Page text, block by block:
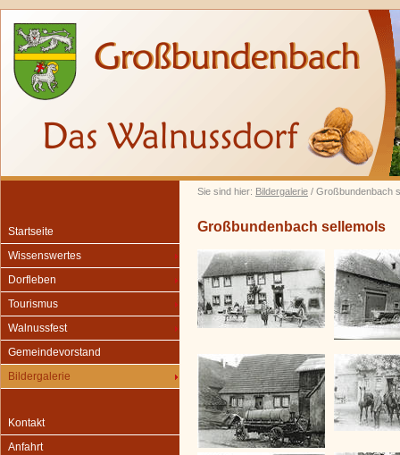
Sie sind hier: Bildergalerie / Großbundenbach
Startseite
Wissenswertes
Dorfleben
Tourismus
Walnussfest
Gemeindevorstand
Bildergalerie
Kontakt
Anfahrt
Großbundenbach sellemols